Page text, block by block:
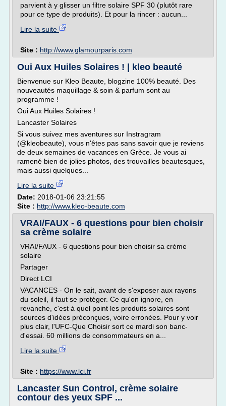
parvient à y glisser un filtre solaire SPF 30 (plutôt rare
pour ce type de produits). Et pour la rincer : aucun...
Lire la suite
Site : http://www.glamourparis.com
Oui Aux Huiles Solaires ! | kleo beauté
Bienvenue sur Kleo Beaute, blogzine 100% beauté. Des
nouveautés maquillage & soin & parfum sont au
programme !
Oui Aux Huiles Solaires !
Lancaster Solaires
Si vous suivez mes aventures sur Instragram
(@kleobeaute), vous n'êtes pas sans savoir que je reviens
de deux semaines de vacances en Grèce. Je vous ai
ramené bien de jolies photos, des trouvailles beautesques,
mais aussi quelques...
Lire la suite
Date: 2018-01-06 23:21:55
Site : http://www.kleo-beaute.com
VRAI/FAUX - 6 questions pour bien choisir
sa crème solaire
VRAI/FAUX - 6 questions pour bien choisir sa crème
solaire
Partager
Direct LCI
VACANCES - On le sait, avant de s'exposer aux rayons
du soleil, il faut se protéger. Ce qu'on ignore, en
revanche, c'est à quel point les produits solaires sont
sources d'idées préconçues, voire erronées. Pour y voir
plus clair, l'UFC-Que Choisir sort ce mardi son banc-
d'essai. 60 millions de consommateurs en a...
Lire la suite
Site : https://www.lci.fr
Lancaster Sun Control, crème solaire
contour des yeux SPF ...